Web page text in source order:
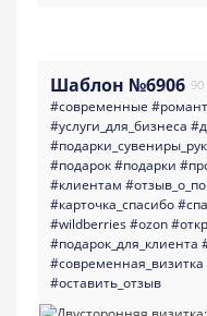
Шаблон №6906 90
#современные
#услуги_для_бизнеса
#подарок#подарки
#клиентам
#карточка_спасибо
#wildberries#ozon
#подарок_для_клиента
#современная_визитка
#оставить_отзыв